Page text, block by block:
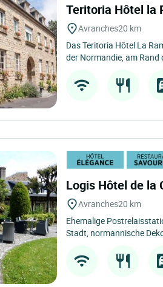
Teritoria Hôtel la
Avranches20 km
Das Teritoria Hôtel La
der Normandie, am
Logis Hôtel de la
Avranches20 km
Ehemalige
Stadt, normannische